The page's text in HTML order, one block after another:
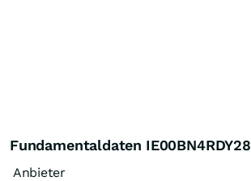
Fundamentaldaten IE00BN4RDY28
Anbieter